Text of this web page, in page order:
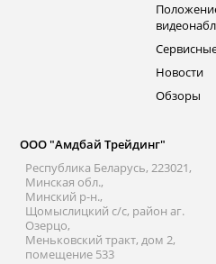
Новости
Обзоры
ООО "Амдбай Трейдинг"
Республика Беларусь, 223021,
Минская обл.,
Минский р-н.,
Щомыслицкий с/с, район аг.
Озерцо,
Меньковский тракт, дом 2,
помещение 533